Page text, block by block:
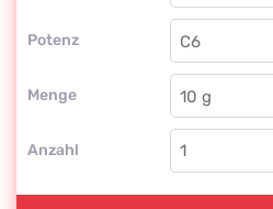
Potenz
Globuli
C6
Menge
Globuli
Anzahl